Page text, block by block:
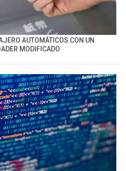
AUTOMÁTICOS CON UN
MODIFICADO